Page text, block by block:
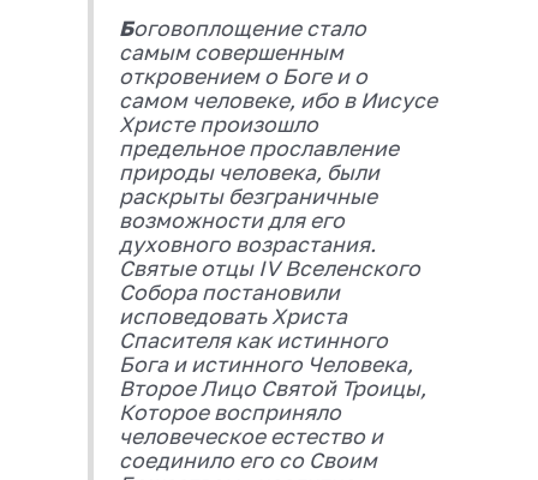
Боговоплощение стало
самым совершенным
откровением о Боге и о
самом человеке, ибо в Иисусе
Христе произошло
предельное прославление
природы человека, были
раскрыты безграничные
возможности для его
духовного возрастания.
Святые отцы IV Вселенского
Собора постановили
исповедовать Христа
Спасителя как истинного
Бога и истинного Человека,
Второе Лицо Святой Троицы,
Которое восприняло
человеческое естество и
соединило его со Своим